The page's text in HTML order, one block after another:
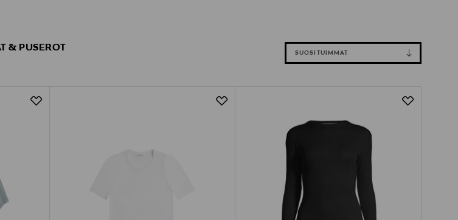
& PUSEROT SUOSITUIMMAT